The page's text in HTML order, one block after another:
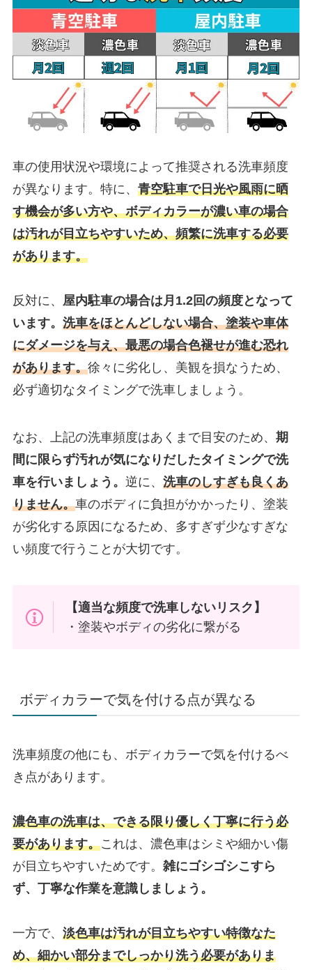
車の使用状況や環境によって推奨される洗車頻度
が異なります。特に、 青空駐車で日光や風雨に晒
す機会が多い方や、ボディカラーが濃い車の場合
は汚れが目立ちやすいため、頻繁に洗車する必要
があります。
反対に、 屋内駐車の場合は月1.2回の頻度となって
います。 洗車をほとんどしない場合、塗装や車体
にダメージを与え、最悪の場合色褪せが進む恐れ
があります。徐々に劣化し、美観を損なうため、
必ず適切なタイミングで洗車しましょう。
なお、上記の洗車頻度はあくまで目安のため、 期
間に限らず汚れが気になりだしたタイミングで洗
車を行いましょう。 逆に、 洗車のしすぎも良くあ
りません。車のボディに負担がかかったり、塗装
が劣化する原因になるため、多すぎず少なすぎな
い頻度で行うことが大切です。
【適当な頻度で洗車しないリスク】
・塗装やボディの劣化に繋がる
ボディカラーで気を付ける点が異なる
洗車頻度の他にも、ボディカラーで気を付けるべ
き点があります。
濃色車の洗車は、できる限り優しく丁寧に行う必
要があります。これは、濃色車はシミや細かい傷
が目立ちやすいためです。 雑にゴシゴシこすら
ず、丁寧な作業を意識しましょう。
一方で、 淡色車は汚れが目立ちやすい特徴なた
め、細かい部分までしっかり洗う必要がありま